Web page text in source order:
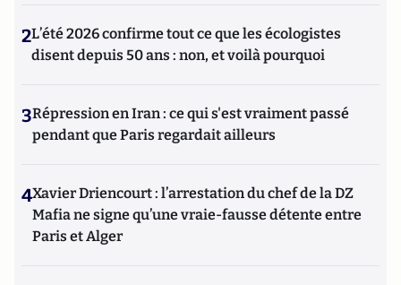
2L’été 2026 confirme tout ce que les écologistes
disent depuis 50 ans : non, et voilà pourquoi
3Répression en Iran : ce qui s'est vraiment passé
pendant que Paris regardait ailleurs
4Xavier Driencourt : l’arrestation du chef de la DZ
Mafia ne signe qu’une vraie-fausse détente entre
Paris et Alger